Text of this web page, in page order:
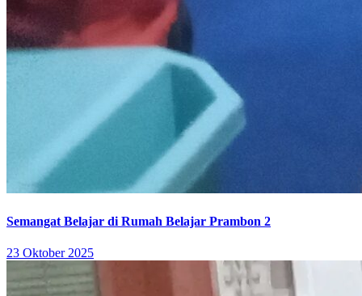
Semangat Belajar di Rumah Belajar Prambon 2
23 Oktober 2025